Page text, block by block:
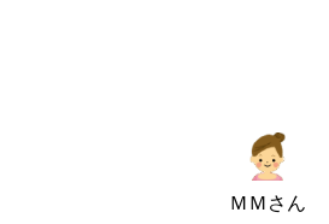
ＭＭさん